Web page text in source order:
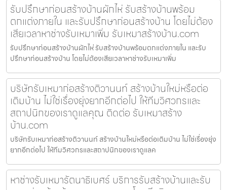
รับปรึกษาก่อนสร้างบ้านผักไห่ รับสร้างบ้านพร้อม
ตกแต่งภายใน และรับปรึกษาก่อนสร้างบ้าน โดยไม่ต้อง
เสียเวลาหาช่างรับเหมาเพิ่ม รับเหมาสร้างบ้าน.com
รับปรึกษาก่อนสร้างบ้านผักไห่ รับสร้างบ้านพร้อมตกแต่งภายใน และรับ
ปรึกษาก่อนสร้างบ้าน โดยไม่ต้องเสียเวลาหาช่างรับเหมาเพิ่ม
บริษัทรับเหมาก่อสร้างติวานนท์ สร้างบ้านใหม่หรือต่อ
เติมบ้าน ไม่ใช่เรื่องยุ่งยากอีกต่อไป ให้ทีมวิศวกรและ
สถาปนิกของเราดูแลคุณ ติดต่อ รับเหมาสร้าง
บ้าน.com
บริษัทรับเหมาก่อสร้างติวานนท์ สร้างบ้านใหม่หรือต่อเติมบ้าน ไม่ใช่เรื่องยุ่ง
ยากอีกต่อไป ให้ทีมวิศวกรและสถาปนิกของเราดูแลค
หาช่างรับเหมารัตนาธิเบศร์ บริการรับสร้างบ้านและรับ